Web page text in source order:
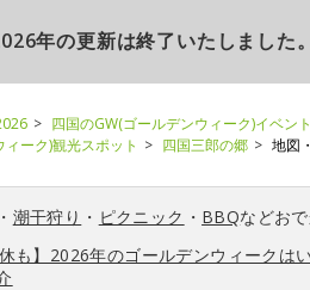
年の更新は終了いたしました
四国のGW(ゴールデンウィーク)イベン
ーク)観光スポット
四国三郎の郷 地図
・ 潮干狩り ・ ピクニック ・ BBQなどお
も】2026年のゴールデンウィークは